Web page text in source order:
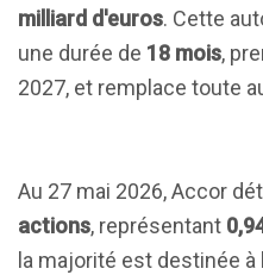
milliard d'euros. Cette
une durée de 18 mois,
2027, et remplace toute
Au 27 mai 2026, Accor
actions, représentant
la majorité est destinée à